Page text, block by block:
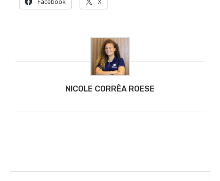
NICOLE CORRÊA ROESE